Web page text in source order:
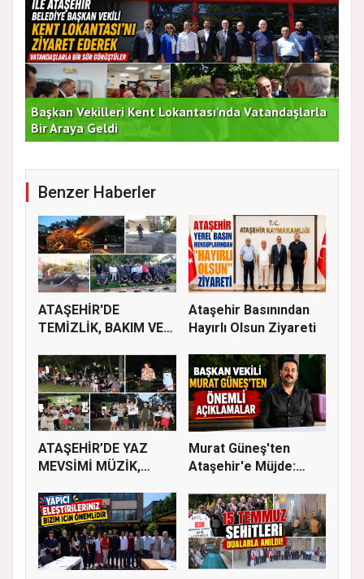
Başkan Vekilleri Kent Lokantası'nda Vatandaşlarla
Bir Araya Geldi
Benzer Haberler
ATAŞEHİR'DE
TEMİZLİK, BAKIM VE
Ataşehir Basınından
Hayırlı Olsun Ziyareti
ATAŞEHİR’DE YAZ
MEVSİMİ MÜZİK,
Murat Güneş'ten
Ataşehir'e Müjde: